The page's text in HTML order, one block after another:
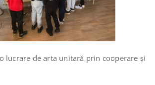
lucrare de arta unitară prin cooperare și